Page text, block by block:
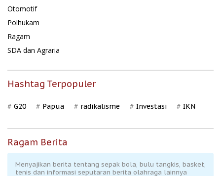
Otomotif
Polhukam
Ragam
SDA dan Agraria
Hashtag Terpopuler
G20 Papua radikalisme Investasi IKN
Ragam Berita
Menyajikan berita tentang sepak bola, bulu tangkis, basket,
tenis dan informasi seputaran berita olahraga lainnya